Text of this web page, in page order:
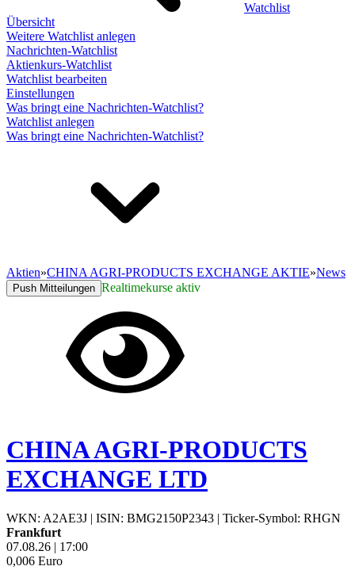
Watchlist
Übersicht
Weitere Watchlist anlegen
Nachrichten-Watchlist
Aktienkurs-Watchlist
Watchlist bearbeiten
Einstellungen
Was bringt eine Nachrichten-Watchlist?
Watchlist anlegen
Was bringt eine Nachrichten-Watchlist?
Aktien»CHINA AGRI-PRODUCTS EXCHANGE AKTIE»News
Push Mitteilungen Realtimekurse aktiv
CHINA AGRI-PRODUCTS
EXCHANGE LTD
WKN: A2AE3J | ISIN: BMG2150P2343 | Ticker-Symbol: RHGN
Frankfurt
07.08.26 | 17:00
0,006 Euro